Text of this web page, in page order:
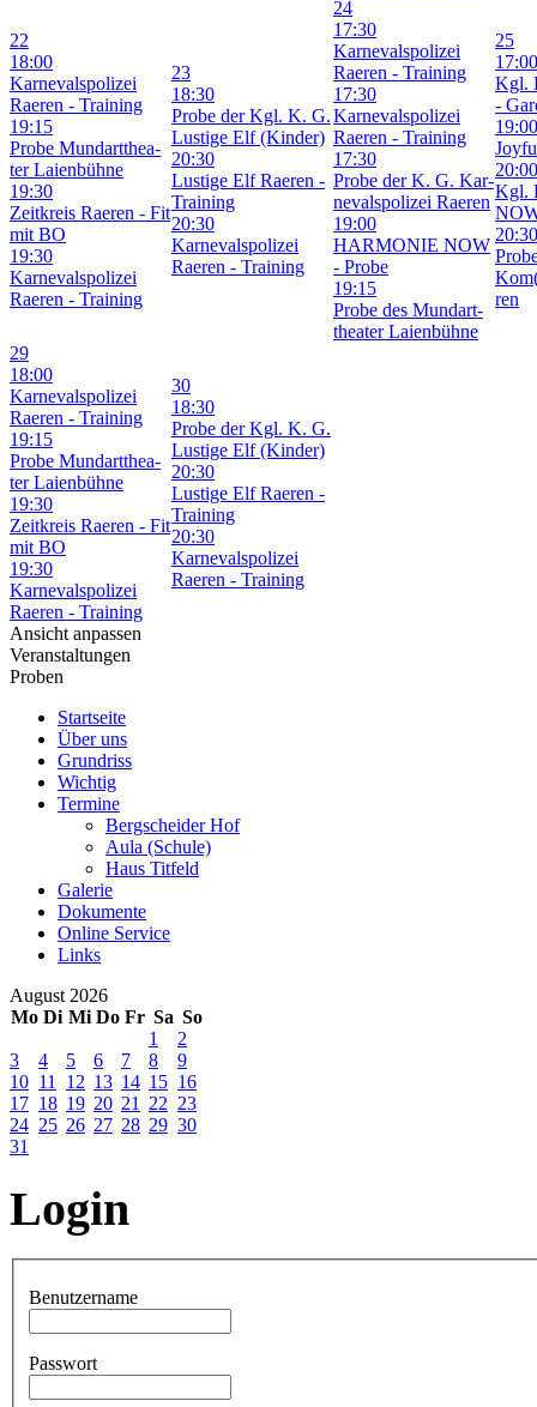
22
18:00
Kar­ne­vals­po­li­zei
Rae­ren - Trai­ning
19:15
Pro­be Mund­art­thea­
ter Lai­en­büh­ne
19:30
Zeit­kreis Rae­ren - Fit
mit BO
19:30
Kar­ne­vals­po­li­zei
Rae­ren - Trai­ning
23
18:30
Pro­be der Kgl. K. G.
Lus­ti­ge Elf (Kin­der)
20:30
Lus­ti­ge Elf Rae­ren -
Trai­ning
20:30
Kar­ne­vals­po­li­zei
Rae­ren - Trai­ning
24
17:30
Kar­ne­vals­po­li­zei
Rae­ren - Trai­ning
17:30
Kar­ne­vals­po­li­zei
Rae­ren - Trai­ning
17:30
Pro­be der K. G. Kar­
ne­vals­po­li­zei Rae­ren
19:00
HAR­MO­NIE NOW
- Pro­be
19:15
Pro­be des Mund­art­
thea­ter Lai­en­büh­ne
25
17:00
Kgl.
-
19:00
20:00
Kgl.
20:30
ren
29
18:00
Kar­ne­vals­po­li­zei
Rae­ren - Trai­ning
19:15
Pro­be Mund­art­thea­
ter Lai­en­büh­ne
19:30
Zeit­kreis Rae­ren - Fit
mit BO
19:30
Kar­ne­vals­po­li­zei
Rae­ren - Trai­ning
30
18:30
Pro­be der Kgl. K. G.
Lus­ti­ge Elf (Kin­der)
20:30
Lus­ti­ge Elf Rae­ren -
Trai­ning
20:30
Kar­ne­vals­po­li­zei
Rae­ren - Trai­ning
Ansicht anpassen
Veranstaltungen
Proben
Startseite
Über uns
Grundriss
Wichtig
Termine
Bergscheider Hof
Aula (Schule)
Haus Titfeld
Galerie
Dokumente
Online Service
Links
August 2026
Mo Di Mi Do Fr Sa So
1
2
3
4 5 6 7 8
9
10 11 12 13 14 15 16
17 18 19 20 21 22 23
24 25 26 27 28 29 30
31
Login
Benutzername
Passwort